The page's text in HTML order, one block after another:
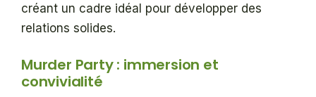
créant un cadre idéal pour développer des
relations solides.
Murder Party : immersion et
convivialité